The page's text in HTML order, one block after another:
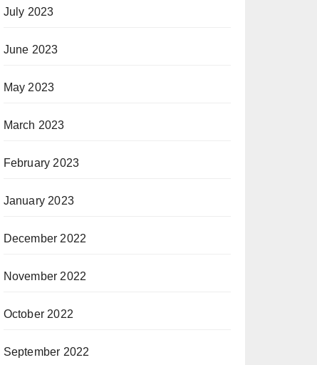
July 2023
June 2023
May 2023
March 2023
February 2023
January 2023
December 2022
November 2022
October 2022
September 2022